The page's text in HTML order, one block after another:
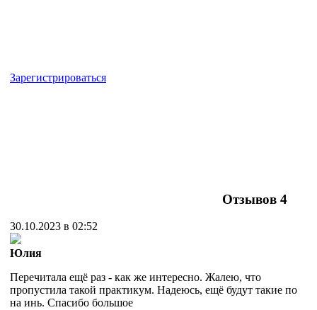
Зарегистрироваться
Отзывов 4
30.10.2023 в 02:52
Юлия
Перечитала ещё раз - как же интересно. Жалею, что
пропустила такой практикум. Надеюсь, ещё будут такие по
на инь. Спасибо большое